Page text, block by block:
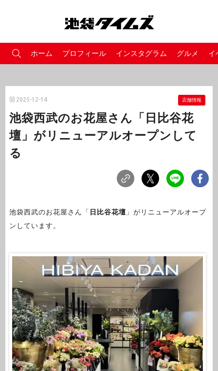
ホーム プロフィール インスタグラム グルメ イ
2025-12-14 店舗情報
池袋西武のお花屋さん「日比谷花
壇」がリニューアルオープンして
る
池袋西武のお花屋さん「 日比谷花壇 」がリニューアルオープ
ンしています。